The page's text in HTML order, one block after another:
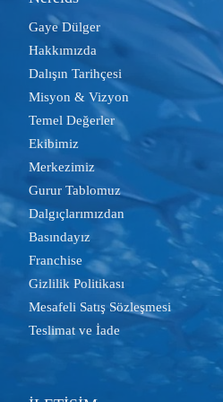
Gaye Dülger
Hakkımızda
Dalışın Tarihçesi
Misyon & Vizyon
Temel Değerler
Ekibimiz
Merkezimiz
Gurur Tablomuz
Dalgıçlarımızdan
Basındayız
Franchise
Gizlilik Politikası
Mesafeli Satış Sözleşmesi
Teslimat ve İade